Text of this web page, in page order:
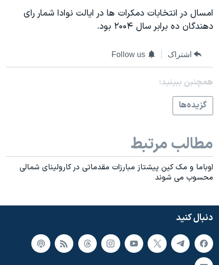
امسال در انتخابات دمکرات ها در ايالت نوادا شمار رای
دهندگان ده برابر سال ۲۰۰۴ بود.
اشتراک Follow us
همچنبن ببینید:
گزيده‌ها
مطالب مرتبط
اوباما و مک کين پيشتاز مبارزات مقدماتی در کارولينای شمالی
محسوب می شوند
دنبال کنید